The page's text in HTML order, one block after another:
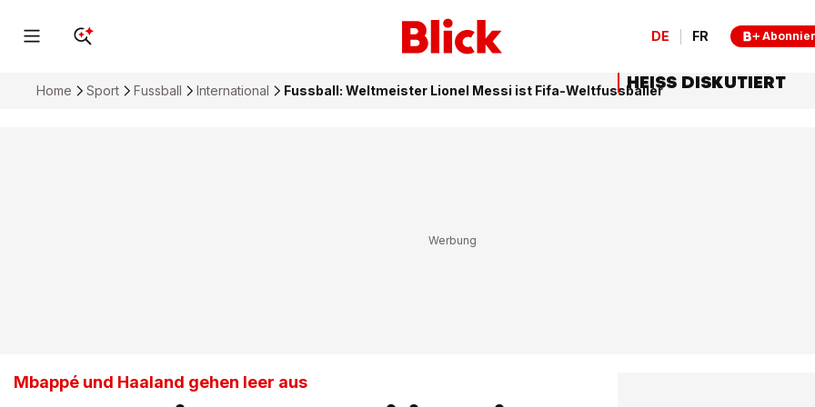
DE FR
Home Sport Fussball International Fussball: Weltmeister Lionel Messi ist Fifa-Weltfussballer
Mbappé und Haaland gehen leer aus
HEISS DISKUTIERT